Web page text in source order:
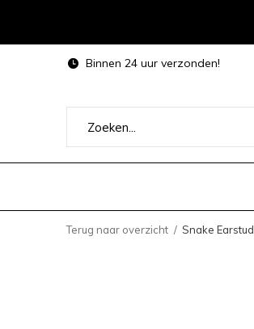
Binnen 24 uur verzonden!
Terug naar overzicht Snake Earstud